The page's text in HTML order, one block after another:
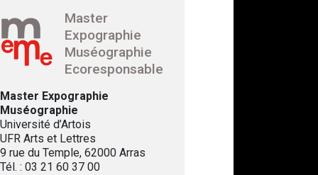
Master
Expographie
Muséographie
Ecoresponsable
Master Expographie
Muséographie
Université d’Artois
UFR Arts et Lettres
9 rue du Temple, 62000 Arras
Tél. : 03 21 60 37 00